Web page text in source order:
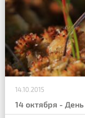
14.10.2015
14 октября -